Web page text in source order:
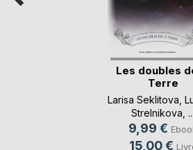
Les doubles
Terre
Larisa Seklitova
Strelnikova , ...
9,99 €
15,00 €